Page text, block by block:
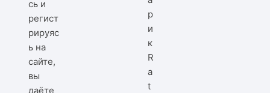
сь и
регист
рируяс
ь на
сайте,
вы
даёте
р
и
к
R
a
t